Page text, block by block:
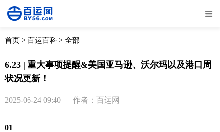
全部 物流资讯
首页 > 百运百科 > 全部
6.23 | 重大事项提醒&美国亚马逊、沃尔玛以及港口周
状况更新！
2025-06-24 09:40 作者：百运网
01